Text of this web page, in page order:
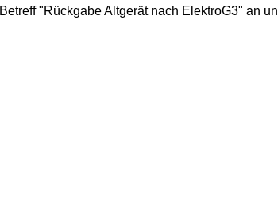
"Rückgabe Altgerät nach ElektroG3" an